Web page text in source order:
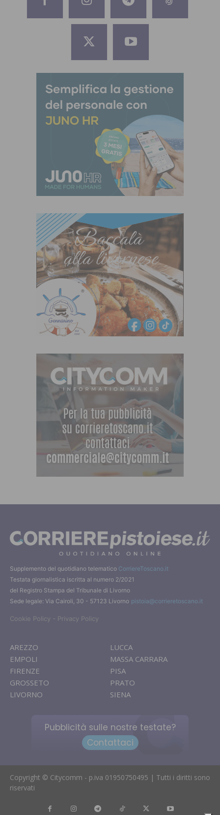
Supplemento del quotidiano telematico CorriereToscano.it
Testata giornalistica iscritta al numero 2/2021
del Registro Stampa del Tribunale di Livorno
Sede legale: Via Cairoli, 30 - 57123 Livorno pistoia@corrieretoscano.it
Cookie Policy - Privacy Policy
AREZZO
EMPOLI
FIRENZE
GROSSETO
LIVORNO
LUCCA
MASSA CARRARA
PISA
PRATO
SIENA
Pubblicità sulle nostre testate?
Contattaci
Copyright © Citycomm - p.iva 01950750495 | Tutti i diritti sono
riservati